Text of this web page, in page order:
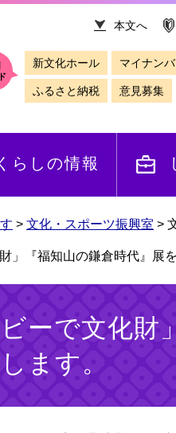
本文へ
新文化ホール マイナン
ふるさと納税 意見募集
らしの情報
> 文化・スポーツ振興室 >
」『福知山の鎌倉時代』展を
ーで文化財
ます。